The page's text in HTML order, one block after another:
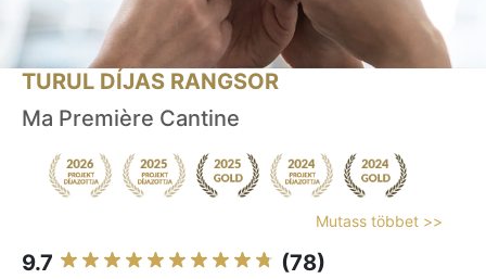
TURUL DÍJAS RANGSOR
Ma Première Cantine
Mutass többet >>
9.7 (78)